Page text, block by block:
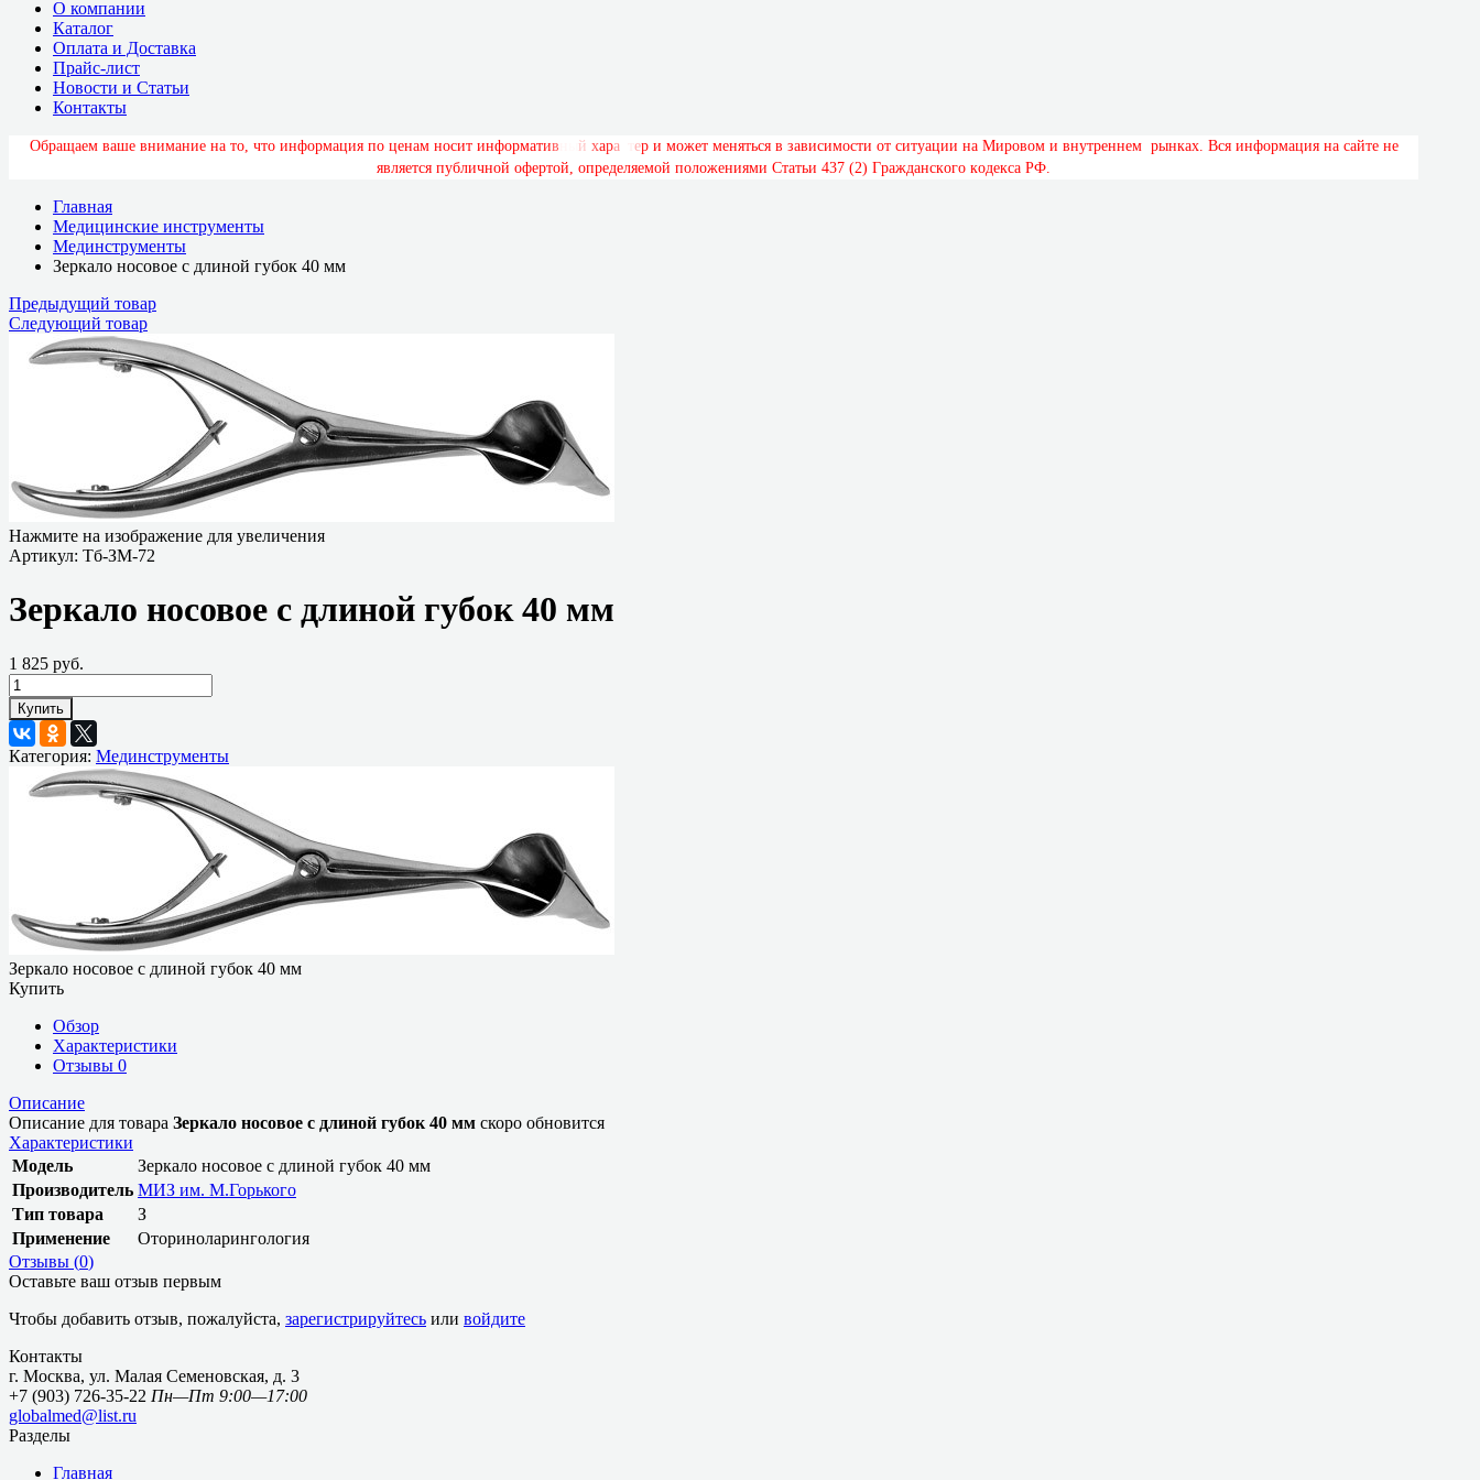
О компании
Каталог
Оплата и Доставка
Прайс-лист
Новости и Статьи
Контакты
Обращаем ваше внимание на то, что информация по ценам носит информатив й харак ер и может меняться в зависимости от ситуации на Мировом и внутреннем рынках. Вся информация на сайте не
является публичной офертой, определяемой положениями Статьи 437 (2) Гражданского кодекса РФ.
Главная
Медицинские инструменты
Мединструменты
Зеркало носовое с длиной губок 40 мм
Предыдущий товар
Следующий товар
Нажмите на изображение для увеличения
Артикул: Тб-ЗМ-72
Зеркало носовое с длиной губок 40 мм
1 825 руб.
Купить
Категория: Мединструменты
Зеркало носовое с длиной губок 40 мм
Купить
Обзор
Характеристики
Отзывы 0
Описание
Описание для товара Зеркало носовое с длиной губок 40 мм скоро обновится
Характеристики
Модель
Зеркало носовое с длиной губок 40 мм
Производитель МИЗ им. М.Горького
Тип товара
З
Применение
Оториноларингология
Отзывы (0)
Оставьте ваш отзыв первым
Чтобы добавить отзыв, пожалуйста, зарегистрируйтесь или войдите
Контакты
г. Москва, ул. Малая Семеновская, д. 3
+7 (903) 726-35-22 Пн—Пт 9:00—17:00
globalmed@list.ru
Разделы
Главная